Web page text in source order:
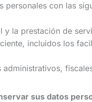
personales con las
y la prestación de
incluidos los
administrativos,
sus datos